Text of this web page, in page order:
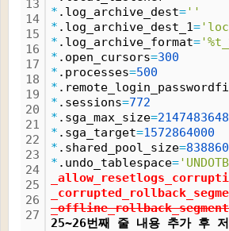
13
14
15
16
17
18
19
20
21
22
23
24
25
26
27
* .log_archive_dest=''
* .log_archive_dest_1=
* .log_archive_format=
* .open_cursors=300
* .processes=500
*
* .sessions=772
* .sga_max_size=2147483648
* .sga_target=1572864000
* .shared_pool_size=
* .undo_tablespace=
25~26번째 줄 내용 추가 후